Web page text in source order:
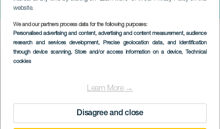
website.
We and our partners process data for the following purposes:
Personalised advertising and content, advertising and content measurement, audience
research and services development, Precise geolocation data, and identification
through device scanning, Store and/or access information on a device, Technical
cookies
Learn More →
Disagree and close
Cabarheteras
Imagen
Listado